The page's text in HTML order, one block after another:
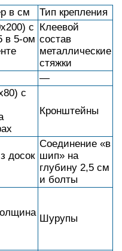
в см Тип крепления
с
в 5-ом
Клеевой
состав
металлические
стяжки
—
с
Кронштейны
досок
Соединение «в
шип» на
глубину 2,5 см
и болты
Шурупы